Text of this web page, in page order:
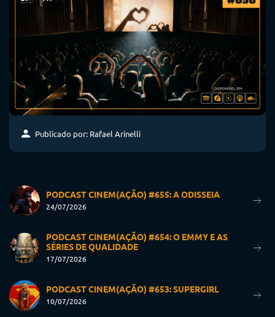
Publicado por: Rafael Arinelli
PODCAST CINEM(AÇÃO) #655: A ODISSEIA
24/07/2026
PODCAST CINEM(AÇÃO) #654: O EMMY E AS
SÉRIES DE QUALIDADE
17/07/2026
PODCAST CINEM(AÇÃO) #653: SUPERGIRL
10/07/2026